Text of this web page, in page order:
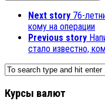
Next story 76-
кому на операции
Previous story
стало известно,
Курсы валют